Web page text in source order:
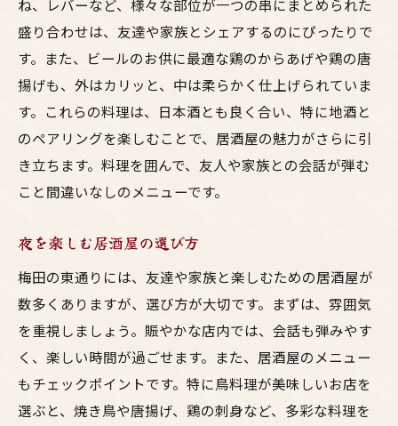
ね、レバーなど、様々な部位が一つの串にまとめられた
盛り合わせは、友達や家族とシェアするのにぴったりで
す。また、ビールのお供に最適な鶏のからあげや鶏の唐
揚げも、外はカリッと、中は柔らかく仕上げられていま
す。これらの料理は、日本酒とも良く合い、特に地酒と
のペアリングを楽しむことで、居酒屋の魅力がさらに引
き立ちます。料理を囲んで、友人や家族との会話が弾む
こと間違いなしのメニューです。
夜を楽しむ居酒屋の選び方
梅田の東通りには、友達や家族と楽しむための居酒屋が
数多くありますが、選び方が大切です。まずは、雰囲気
を重視しましょう。賑やかな店内では、会話も弾みやす
く、楽しい時間が過ごせます。また、居酒屋のメニュー
もチェックポイントです。特に鳥料理が美味しいお店を
選ぶと、焼き鳥や唐揚げ、鶏の刺身など、多彩な料理を